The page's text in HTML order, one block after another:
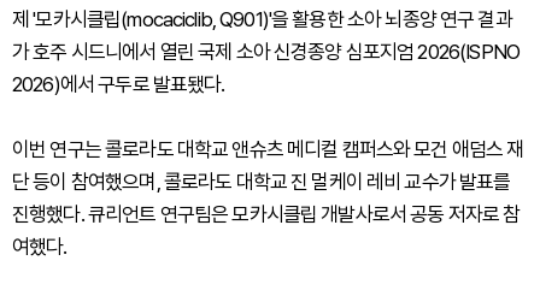
제 '모카시클립(mocaciclib, Q901)'을 활용한 소아 뇌종양 연구 결과
가 호주 시드니에서 열린 국제 소아 신경종양 심포지엄 2026(ISPNO
2026)에서 구두로 발표됐다.
이번 연구는 콜로라도 대학교 앤슈츠 메디컬 캠퍼스와 모건 애덤스 재
단 등이 참여했으며, 콜로라도 대학교 진 멀케이 레비 교수가 발표를
진행했다. 큐리언트 연구팀은 모카시클립 개발사로서 공동 저자로 참
여했다.